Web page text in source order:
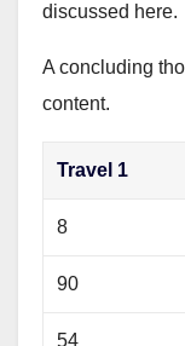
discussed here.
A concluding
content.
Travel 1
8
90
54